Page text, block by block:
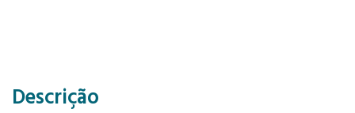
Descrição